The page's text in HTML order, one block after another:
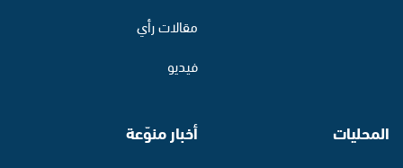
مقالات رأي
فيديو
المحليات أخبار منوّعة